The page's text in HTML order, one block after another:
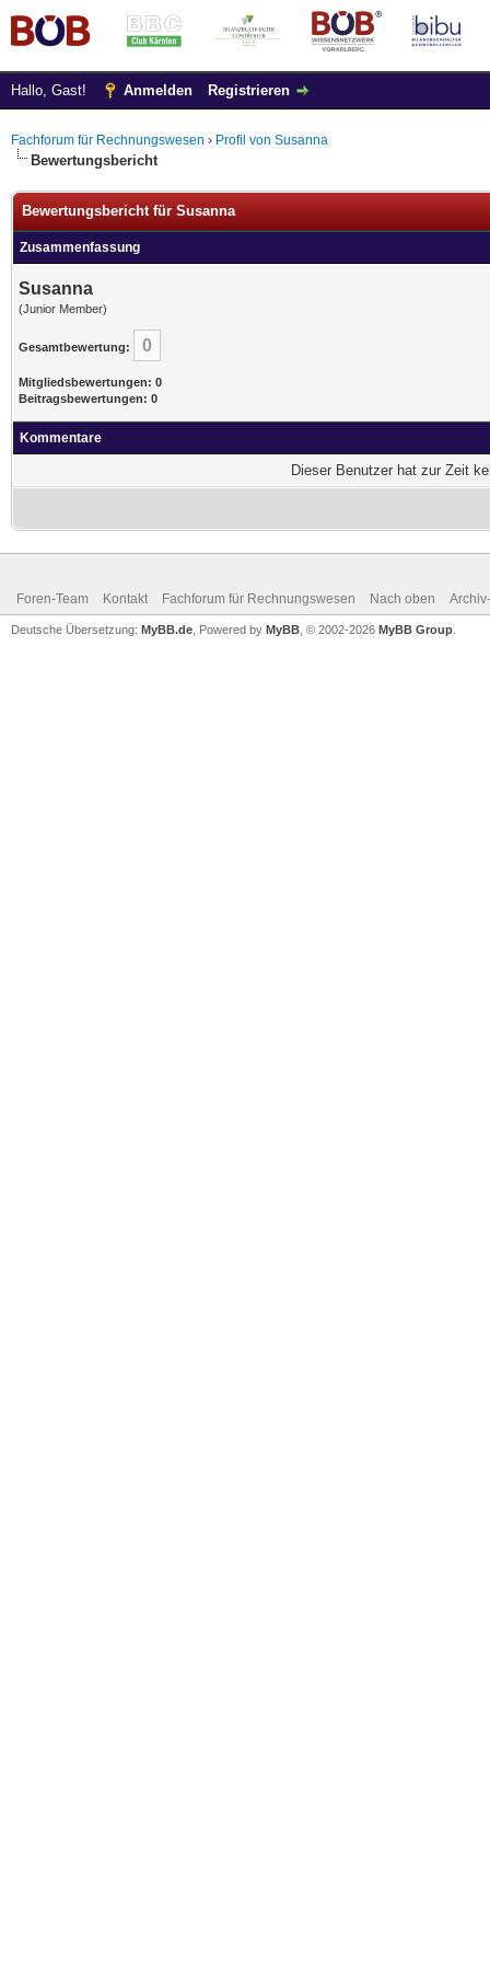
Hallo, Gast! Anmelden Registrieren
Fachforum für Rechnungswesen › Profil von Susanna
Bewertungsbericht
Bewertungsbericht für Susanna
Zusammenfassung
Susanna
(Junior Member)
Gesamtbewertung: 0
Mitgliedsbewertungen: 0
Beitragsbewertungen: 0
Kommentare
Dieser Benutzer hat zur Zeit
Foren-Team Kontakt Fachforum für Rechnungswesen Nach oben
Deutsche Übersetzung: MyBB.de , Powered by MyBB , © 2002-2026 MyBB Group